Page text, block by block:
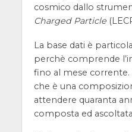
cosmico dallo
Charged Particle
La base dati è
perchè comprende
fino al mese
che è una
attendere quaranta
composta ed